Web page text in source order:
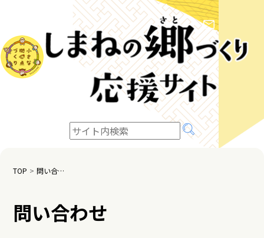
TOP 問い合わせ
問い合わせ